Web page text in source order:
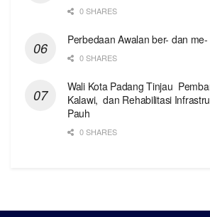
0 SHARES
Perbedaan Awalan ber- dan me-
0 SHARES
Wali Kota Padang Tinjau
Kalawi, dan Rehabilitasi
Pauh
0 SHARES